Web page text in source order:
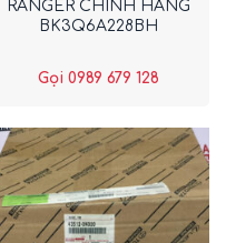
RANGER CHÍNH HÃNG
BK3Q6A228BH
Gọi 0989 679 128